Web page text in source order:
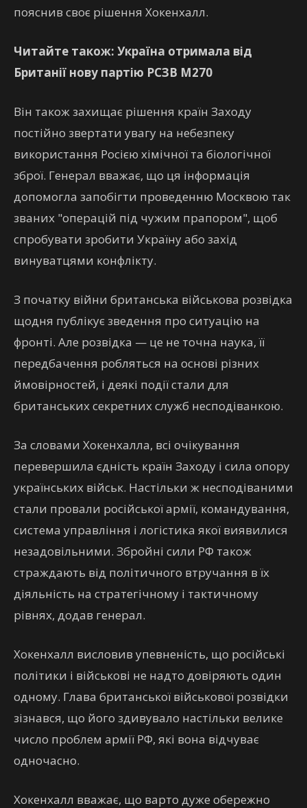
пояснив своє рішення Хокенхалл.
Читайте також: Україна отримала від
Британії нову партію РСЗВ М270
Він також захищає рішення країн Заходу
постійно звертати увагу на небезпеку
використання Росією хімічної та біологічної
зброї. Генерал вважає, що ця інформація
допомогла запобігти проведенню Москвою так
званих "операцій під чужим прапором", щоб
спробувати зробити Україну або захід
винуватцями конфлікту.
З початку війни британська військова розвідка
щодня публікує зведення про ситуацію на
фронті. Але розвідка — це не точна наука, її
передбачення робляться на основі різних
ймовірностей, і деякі події стали для
британських секретних служб несподіванкою.
За словами Хокенхалла, всі очікування
перевершила єдність країн Заходу і сила опору
українських військ. Настільки ж несподіваними
стали провали російської армії, командування,
система управління і логістика якої виявилися
незадовільними. Збройні сили РФ також
страждають від політичного втручання в їх
діяльність на стратегічному і тактичному
рівнях, додав генерал.
Хокенхалл висловив упевненість, що російські
політики і військові не надто довіряють один
одному. Глава британської військової розвідки
зізнався, що його здивувало настільки велике
число проблем армії РФ, які вона відчуває
одночасно.
Хокенхалл вважає, що варто дуже обережно